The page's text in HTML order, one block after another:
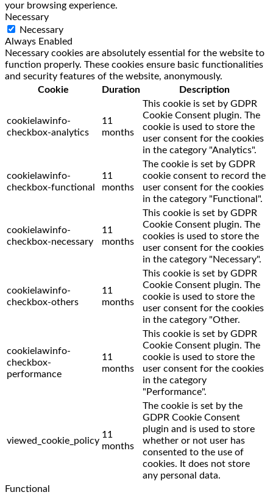
your browsing experience.
Necessary
Necessary
Always Enabled
Necessary cookies are absolutely essential for the website to
function properly. These cookies ensure basic functionalities
and security features of the website, anonymously.
Cookie
Duration Description
cookielawinfo-
checkbox-analytics
11
months
This cookie is set by GDPR
Cookie Consent plugin. The
cookie is used to store the
user consent for the cookies
in the category "Analytics".
cookielawinfo-
checkbox-functional
11
months
The cookie is set by GDPR
cookie consent to record the
user consent for the cookies
in the category "Functional".
cookielawinfo-
checkbox-necessary
11
months
This cookie is set by GDPR
Cookie Consent plugin. The
cookies is used to store the
user consent for the cookies
in the category "Necessary".
cookielawinfo-
checkbox-others
11
months
This cookie is set by GDPR
Cookie Consent plugin. The
cookie is used to store the
user consent for the cookies
in the category "Other.
cookielawinfo-
checkbox-
performance
11
months
This cookie is set by GDPR
Cookie Consent plugin. The
cookie is used to store the
user consent for the cookies
in the category
"Performance".
viewed_cookie_policy
11
months
The cookie is set by the
GDPR Cookie Consent
plugin and is used to store
whether or not user has
consented to the use of
cookies. It does not store
any personal data.
Functional